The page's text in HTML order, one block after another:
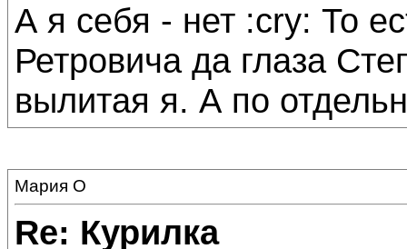
А я себя - нет :cry: То
Ретровича да глаза
вылитая я. А по
Мария О
Re: Курилка